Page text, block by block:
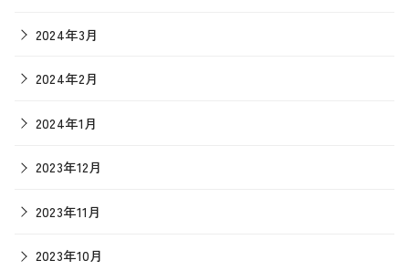
2024年3月
2024年2月
2024年1月
2023年12月
2023年11月
2023年10月